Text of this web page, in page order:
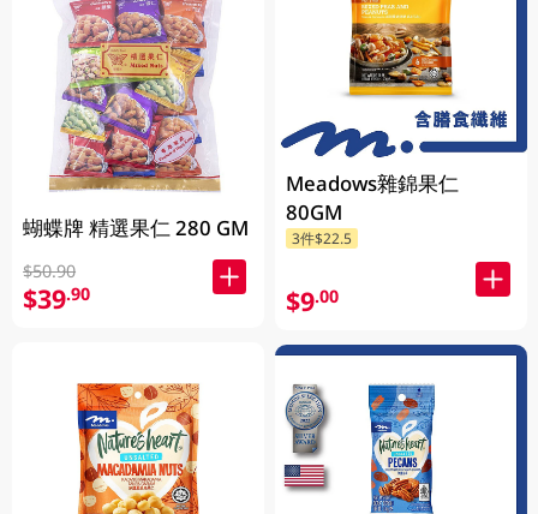
蝴蝶牌 精選果仁 280 GM
$50.90
$39.90
Meadows雜錦果仁
80GM
3件$22.5
$9.00